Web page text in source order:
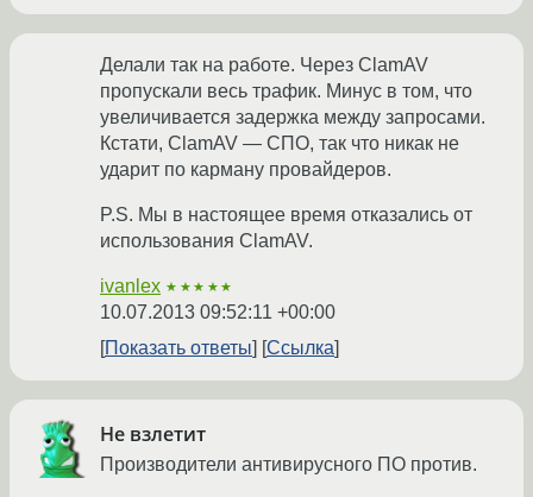
Делали так на работе. Через ClamAV
пропускали весь трафик. Минус в том, что
увеличивается задержка между запросами.
Кстати, ClamAV — СПО, так что никак не
ударит по карману провайдеров.
P.S. Мы в настоящее время отказались от
использования ClamAV.
ivanlex ★★★★★
10.07.2013 09:52:11 +00:00
Показать ответы
Ссылка
Не взлетит
Производители антивирусного ПО против.